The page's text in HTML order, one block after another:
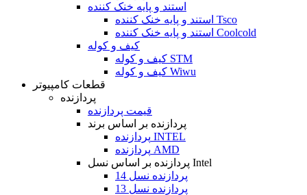
استند و پایه خنک کننده
استند و پایه خنک کننده Tsco
استند و پایه خنک کننده Coolcold
کیف و کوله
کیف و کوله STM
کیف و کوله Wiwu
قطعات کامپیوتر
پردازنده
قیمت پردازنده
پردازنده بر اساس برند
پردازنده INTEL
پردازنده AMD
پردازنده بر اساس نسل Intel
پردازنده نسل 14
پردازنده نسل 13